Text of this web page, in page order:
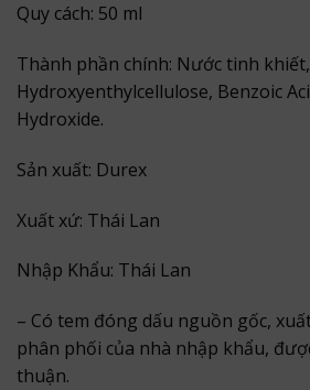
Quy cách: 50 ml
Thành phần chính: Nước tinh
Hydroxyenthylcellulose, Benzoic
Hydroxide.
Sản xuất: Durex
Xuất xứ: Thái Lan
Nhập Khẩu: Thái Lan
– Có tem đóng dấu nguồn gốc,
phân phối của nhà nhập khẩu,
thuận.